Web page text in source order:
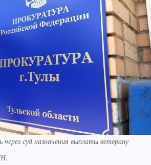
через суд назначения выплаты ветерану